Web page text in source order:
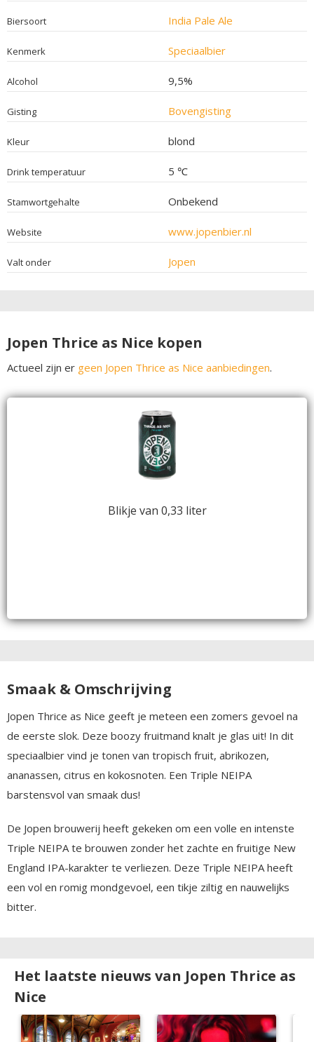
Biersoort India Pale Ale
Kenmerk Speciaalbier
Alcohol 9,5%
Gisting Bovengisting
Kleur blond
Drink temperatuur 5 ℃
Stamwortgehalte Onbekend
Website www.jopenbier.nl
Valt onder Jopen
Jopen Thrice as Nice kopen
Actueel zijn er geen Jopen Thrice as Nice aanbiedingen.
Blikje van 0,33 liter
Smaak & Omschrijving
Jopen Thrice as Nice geeft je meteen een zomers gevoel na
de eerste slok. Deze boozy fruitmand knalt je glas uit! In dit
speciaalbier vind je tonen van tropisch fruit, abrikozen,
ananassen, citrus en kokosnoten. Een Triple NEIPA
barstensvol van smaak dus!
De Jopen brouwerij heeft gekeken om een volle en intenste
Triple NEIPA te brouwen zonder het zachte en fruitige New
England IPA-karakter te verliezen. Deze Triple NEIPA heeft
een vol en romig mondgevoel, een tikje ziltig en nauwelijks
bitter.
Het laatste nieuws van Jopen Thrice as
Nice